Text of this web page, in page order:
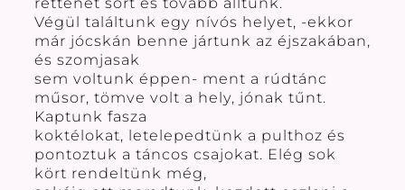
Végül találtunk egy nívós helyet, -ekkor
már jócskán benne jártunk az éjszakában,
és szomjasak
sem voltunk éppen- ment a rúdtánc
műsor, tömve volt a hely, jónak tűnt.
Kaptunk fasza
koktélokat, letelepedtünk a pulthoz és
pontoztuk a táncos csajokat. Elég sok
kört rendeltünk még,